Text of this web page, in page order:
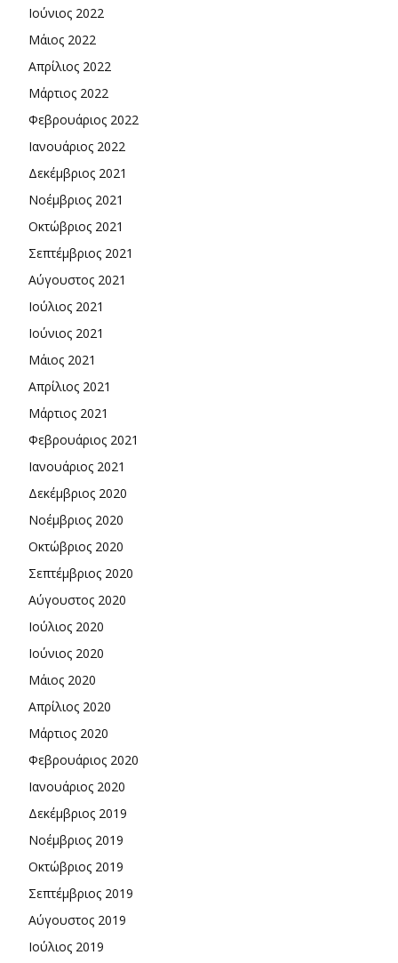
Ιούνιος 2022
Μάιος 2022
Απρίλιος 2022
Μάρτιος 2022
Φεβρουάριος 2022
Ιανουάριος 2022
Δεκέμβριος 2021
Νοέμβριος 2021
Οκτώβριος 2021
Σεπτέμβριος 2021
Αύγουστος 2021
Ιούλιος 2021
Ιούνιος 2021
Μάιος 2021
Απρίλιος 2021
Μάρτιος 2021
Φεβρουάριος 2021
Ιανουάριος 2021
Δεκέμβριος 2020
Νοέμβριος 2020
Οκτώβριος 2020
Σεπτέμβριος 2020
Αύγουστος 2020
Ιούλιος 2020
Ιούνιος 2020
Μάιος 2020
Απρίλιος 2020
Μάρτιος 2020
Φεβρουάριος 2020
Ιανουάριος 2020
Δεκέμβριος 2019
Νοέμβριος 2019
Οκτώβριος 2019
Σεπτέμβριος 2019
Αύγουστος 2019
Ιούλιος 2019